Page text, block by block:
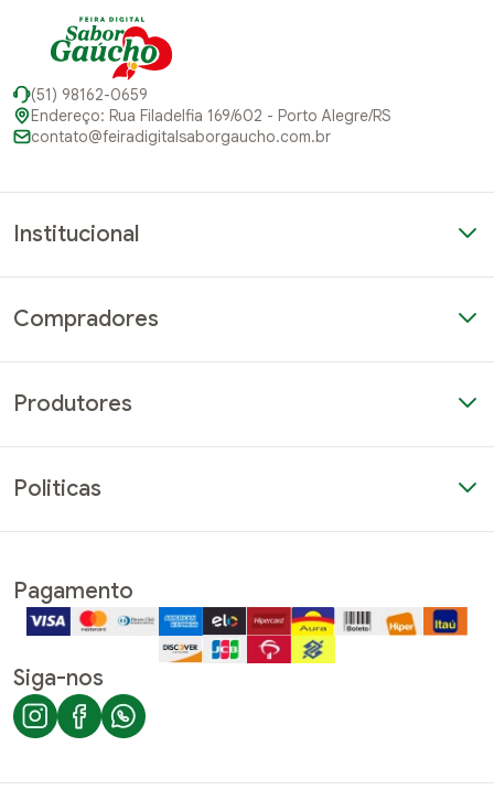
(51) 98162-0659
Endereço: Rua Filadelfia 169/602 - Porto Alegre/RS
contato@feiradigitalsaborgaucho.com.br
Institucional
Compradores
Produtores
Perguntas frequentes
Politicas
Pagamento
Siga-nos